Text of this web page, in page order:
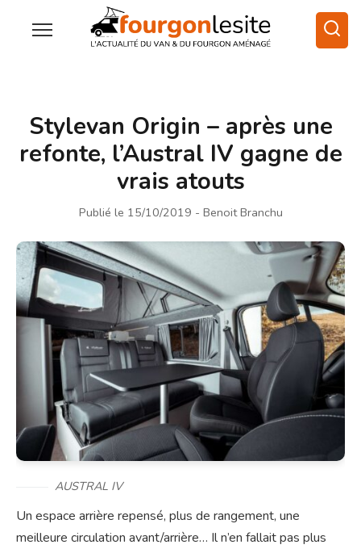
Stylevan Origin – après une
refonte, l’Austral IV gagne de
vrais atouts
Publié le 15/10/2019 - Benoit Branchu
AUSTRAL IV
Un espace arrière repensé, plus de rangement, une
meilleure circulation avant/arrière… Il n’en fallait pas plus